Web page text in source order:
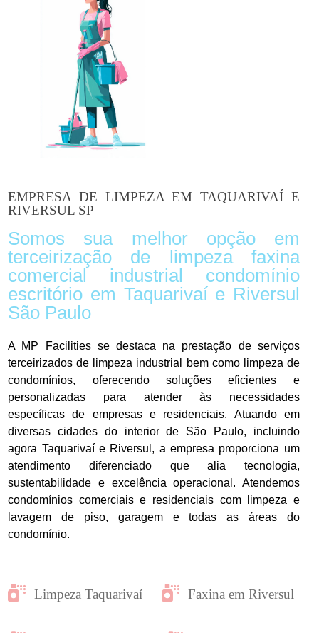
EMPRESA DE LIMPEZA EM TAQUARIVAÍ E
RIVERSUL SP
Somos sua melhor opção em
terceirização de limpeza faxina
comercial industrial condomínio
escritório em Taquarivaí e Riversul
São Paulo
A MP Facilities se destaca na prestação de serviços
terceirizados de limpeza industrial bem como limpeza de
condomínios, oferecendo soluções eficientes e
personalizadas para atender às necessidades
específicas de empresas e residenciais. Atuando em
diversas cidades do interior de São Paulo, incluindo
agora Taquarivaí e Riversul, a empresa proporciona um
atendimento diferenciado que alia tecnologia,
sustentabilidade e excelência operacional. Atendemos
condomínios comerciais e residenciais com limpeza e
lavagem de piso, garagem e todas as áreas do
condomínio.
Limpeza Taquarivaí Faxina em Riversul